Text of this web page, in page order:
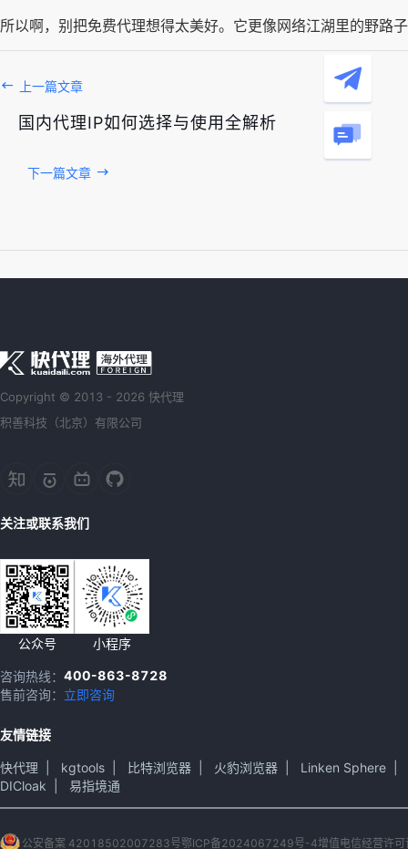
所以啊，别把免费代理想得太美好。它更像网络江湖里的野路
上一篇文章
国内代理IP如何选择与使用全解析
下一篇文章
Copyright © 2013 - 2026 快代理
积善科技（北京）有限公司
关注或联系我们
公众号 小程序
咨询热线： 400-863-8728
售前咨询： 立即咨询
友情链接
快代理 kgtools 比特浏览器 火豹浏览器 Linken Sphere
DICloak
易指境通
公安备案 42018502007283号鄂ICP备2024067249号-4增值电信经营许